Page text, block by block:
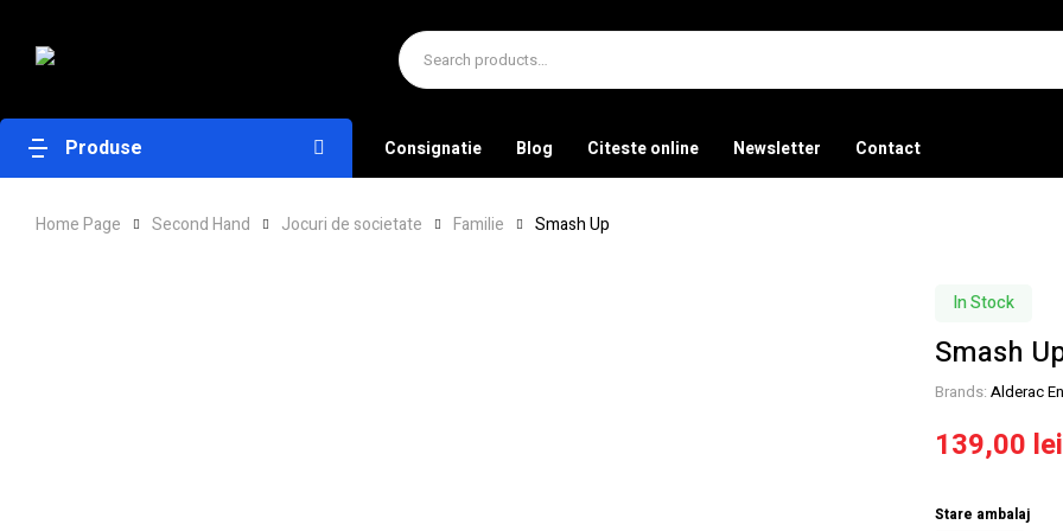
Produse Consignatie Blog Citeste online Newsletter Contact
Home Page Second Hand Jocuri de societate Familie Smash Up
In Stock
Smash
Brands:Alderac
139,00 lei
Stare ambalaj